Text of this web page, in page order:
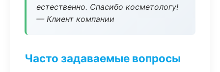
естественно. Спасибо косметологу!
— Клиент компании
Часто задаваемые вопросы